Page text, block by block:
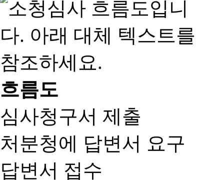
흐름도
심사청구서 제출
처분청에 답변서 요구
답변서 접수